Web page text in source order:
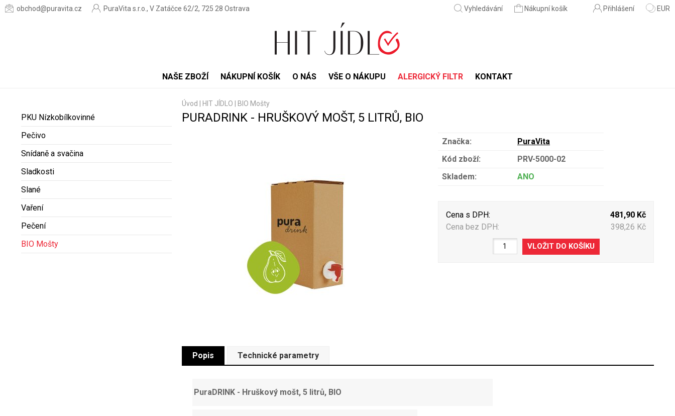
obchod@puravita.cz PuraVita s.r.o., V Zatáčce 62/2, 725 28 Ostrava Vyhledávání Nákupní košík Přihlášení EUR
NAŠE ZBOŽÍ NÁKUPNÍ KOŠÍK O NÁS VŠE O NÁKUPU ALERGICKÝ FILTR KONTAKT
PKU Nízkobílkovinné
Pečivo
Snídaně a svačina
Sladkosti
Slané
Vaření
Pečení
BIO Mošty
Úvod HIT JÍDLO BIO Mošty
PURADRINK - HRUŠKOVÝ MOŠT, 5 LITRŮ, BIO
Značka:
PuraVita
Kód zboží:
PRV-5000-02
Skladem:
ANO
Cena s DPH:
481,90 Kč
Cena bez DPH:
398,26 Kč
Popis Technické parametry
PuraDRINK - Hruškový mošt, 5 litrů, BIO